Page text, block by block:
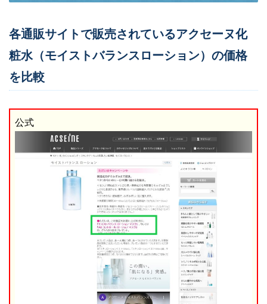
各通販サイトで販売されているアクセーヌ化
粧水（モイストバランスローション）の価格
を比較
公式